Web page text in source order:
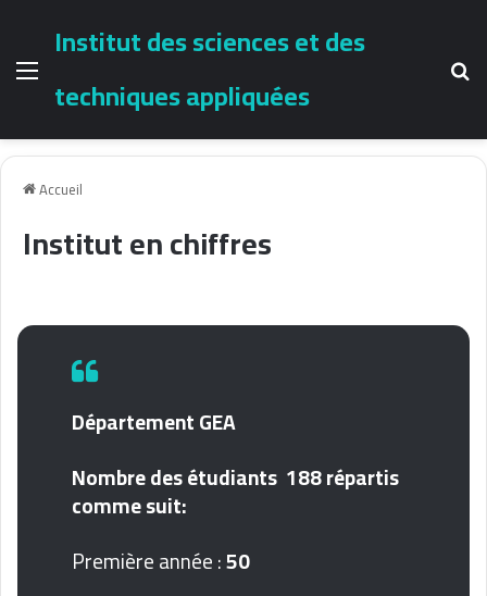
Menu
Institut des sciences et des
techniques appliquées
Accueil
Institut en chiffres
Département GEA
Nombre des étudiants 188 répartis
comme suit:
Première année :50